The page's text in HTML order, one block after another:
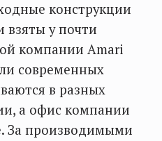
конструкции
взяты у почти
компании Amari
современных
в разных
а офис компании
За производимыми